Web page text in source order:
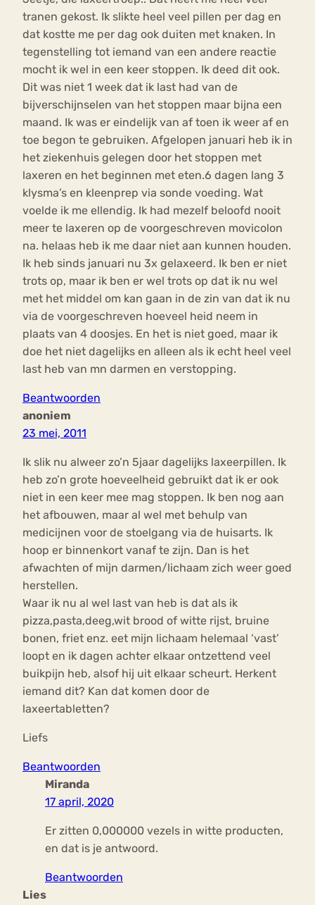
tranen gekost. Ik slikte heel veel pillen per dag en
dat kostte me per dag ook duiten met knaken. In
tegenstelling tot iemand van een andere reactie
mocht ik wel in een keer stoppen. Ik deed dit ook.
Dit was niet 1 week dat ik last had van de
bijverschijnselen van het stoppen maar bijna een
maand. Ik was er eindelijk van af toen ik weer af en
toe begon te gebruiken. Afgelopen januari heb ik in
het ziekenhuis gelegen door het stoppen met
laxeren en het beginnen met eten.6 dagen lang 3
klysma’s en kleenprep via sonde voeding. Wat
voelde ik me ellendig. Ik had mezelf beloofd nooit
meer te laxeren op de voorgeschreven movicolon
na. helaas heb ik me daar niet aan kunnen houden.
Ik heb sinds januari nu 3x gelaxeerd. Ik ben er niet
trots op, maar ik ben er wel trots op dat ik nu wel
met het middel om kan gaan in de zin van dat ik nu
via de voorgeschreven hoeveel heid neem in
plaats van 4 doosjes. En het is niet goed, maar ik
doe het niet dagelijks en alleen als ik echt heel veel
last heb van mn darmen en verstopping.
Beantwoorden
anoniem
23 mei, 2011
Ik slik nu alweer zo’n 5jaar dagelijks laxeerpillen. Ik
heb zo’n grote hoeveelheid gebruikt dat ik er ook
niet in een keer mee mag stoppen. Ik ben nog aan
het afbouwen, maar al wel met behulp van
medicijnen voor de stoelgang via de huisarts. Ik
hoop er binnenkort vanaf te zijn. Dan is het
afwachten of mijn darmen/lichaam zich weer goed
herstellen.
Waar ik nu al wel last van heb is dat als ik
pizza,pasta,deeg,wit brood of witte rijst, bruine
bonen, friet enz. eet mijn lichaam helemaal ‘vast’
loopt en ik dagen achter elkaar ontzettend veel
buikpijn heb, alsof hij uit elkaar scheurt. Herkent
iemand dit? Kan dat komen door de
laxeertabletten?
Liefs
Beantwoorden
Miranda
17 april, 2020
Er zitten 0,000000 vezels in witte producten,
en dat is je antwoord.
Beantwoorden
Lies